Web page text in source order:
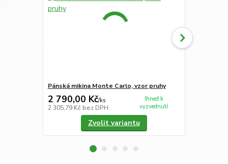
Pánská mikina Monte Carlo, vzor pruhy
2 790,00 Kč/ks
2 305,79 Kč bez DPH
Ihned k
vyzvednutí
Zvolit variantu